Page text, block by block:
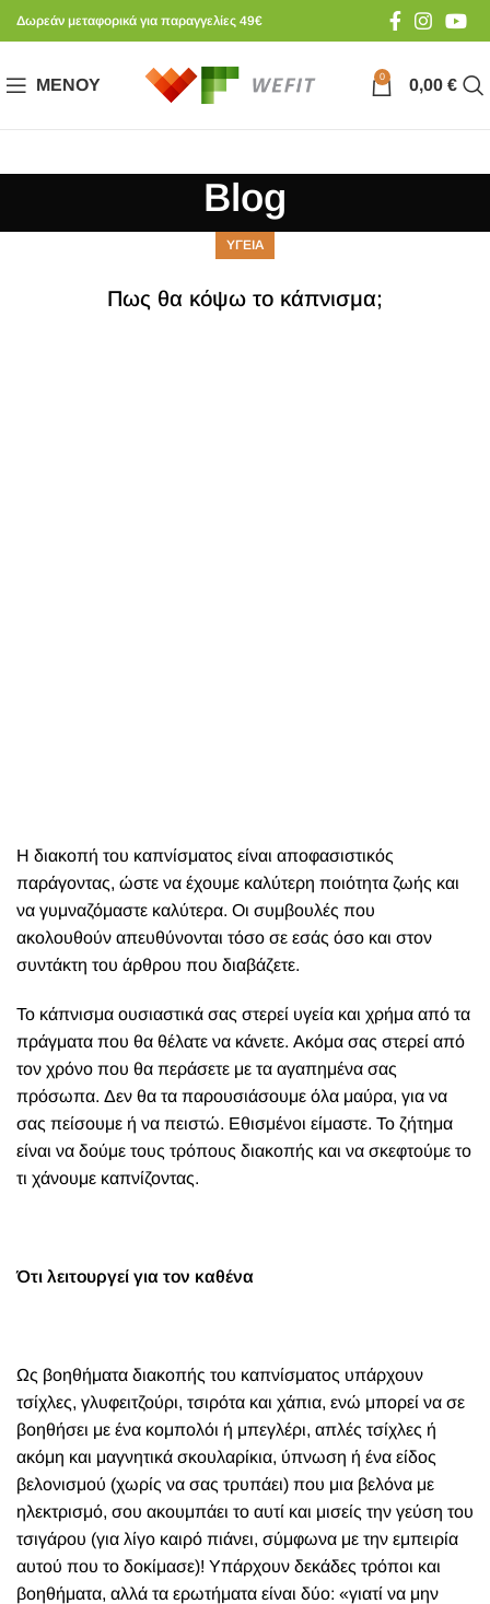
Δωρεάν μεταφορικά για παραγγελίες 49€
ΜΕΝΟΎ 0 0,00 €
Blog
ΥΓΕΙΑ
Πως θα κόψω το κάπνισμα;
Η διακοπή του καπνίσματος είναι αποφασιστικός
παράγοντας, ώστε να έχουμε καλύτερη ποιότητα ζωής και
να γυμναζόμαστε καλύτερα. Οι συμβουλές που
ακολουθούν απευθύνονται τόσο σε εσάς όσο και στον
συντάκτη του άρθρου που διαβάζετε.
Το κάπνισμα ουσιαστικά σας στερεί υγεία και χρήμα από τα
πράγματα που θα θέλατε να κάνετε. Ακόμα σας στερεί από
τον χρόνο που θα περάσετε με τα αγαπημένα σας
πρόσωπα. Δεν θα τα παρουσιάσουμε όλα μαύρα, για να
σας πείσουμε ή να πειστώ. Εθισμένοι είμαστε. Το ζήτημα
είναι να δούμε τους τρόπους διακοπής και να σκεφτούμε το
τι χάνουμε καπνίζοντας.
Ότι λειτουργεί για τον καθένα
Ως βοηθήματα διακοπής του καπνίσματος υπάρχουν
τσίχλες, γλυφειτζούρι, τσιρότα και χάπια, ενώ μπορεί να σε
βοηθήσει με ένα κομπολόι ή μπεγλέρι, απλές τσίχλες ή
ακόμη και μαγνητικά σκουλαρίκια, ύπνωση ή ένα είδος
βελονισμού (χωρίς να σας τρυπάει) που μια βελόνα με
ηλεκτρισμό, σου ακουμπάει το αυτί και μισείς την γεύση του
τσιγάρου (για λίγο καιρό πιάνει, σύμφωνα με την εμπειρία
αυτού που το δοκίμασε)! Υπάρχουν δεκάδες τρόποι και
βοηθήματα, αλλά τα ερωτήματα είναι δύο: «γιατί να μην